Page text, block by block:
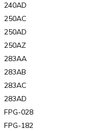
240AD
250AC
250AD
250AZ
283AA
283AB
283AC
283AD
FPG-028
FPG-182